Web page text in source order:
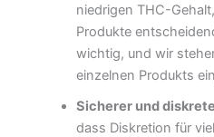
niedrigen THC-
Produkte
wichtig, und wir
einzelnen Produkts
Sicherer und
dass Diskretion für